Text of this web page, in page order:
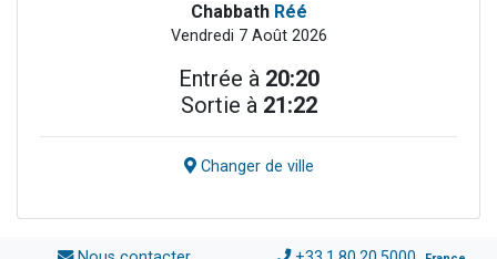
Chabbath Réé
Vendredi 7 Août 2026
Entrée à 20:20
Sortie à 21:22
Changer de ville